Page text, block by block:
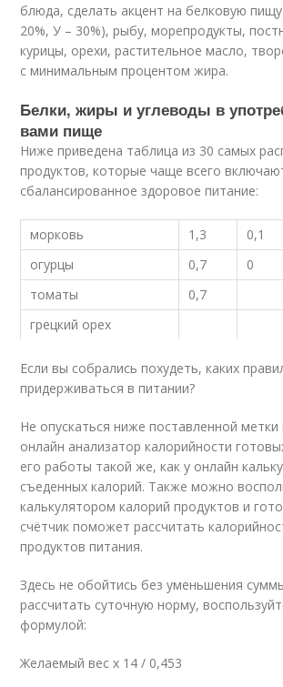
блюда, сделать акцент на белковую
20%, У – 30%), рыбу, морепродукты,
курицы, орехи, растительное масло,
с минимальным процентом жира.
Белки, жиры и углеводы в
вами пище
Ниже приведена таблица из 30 самых
продуктов, которые чаще всего
сбалансированное здоровое питание:
морковь 1,3 0,1
огурцы
0,7
0
томаты
0,7
грецкий орех
Если вы собрались похудеть, каких
придерживаться в питании?
Не опускаться ниже поставленной
онлайн анализатор калорийности
его работы такой же, как у онлайн
съеденных калорий. Также можно
калькулятором калорий продуктов и
счётчик поможет рассчитать
продуктов питания.
Здесь не обойтись без уменьшения
рассчитать суточную норму,
формулой:
Желаемый вес х 14 / 0,453